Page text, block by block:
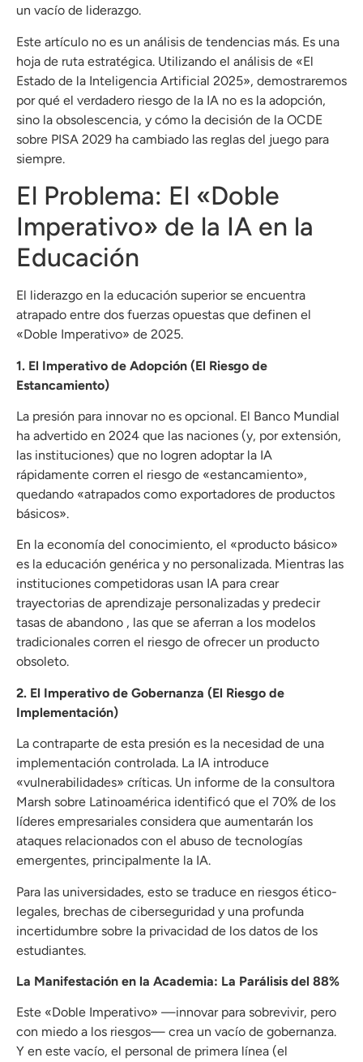
un vacío de liderazgo.
Este artículo no es un análisis de tendencias más. Es una
hoja de ruta estratégica. Utilizando el análisis de «El
Estado de la Inteligencia Artificial 2025», demostraremos
por qué el verdadero riesgo de la IA no es la adopción,
sino la obsolescencia, y cómo la decisión de la OCDE
sobre PISA 2029 ha cambiado las reglas del juego para
siempre.
El Problema: El «Doble
Imperativo» de la IA en la
Educación
El liderazgo en la educación superior se encuentra
atrapado entre dos fuerzas opuestas que definen el
«Doble Imperativo» de 2025.
1. El Imperativo de Adopción (El Riesgo de
Estancamiento)
La presión para innovar no es opcional. El Banco Mundial
ha advertido en 2024 que las naciones (y, por extensión,
las instituciones) que no logren adoptar la IA
rápidamente corren el riesgo de «estancamiento»,
quedando «atrapados como exportadores de productos
básicos».
En la economía del conocimiento, el «producto básico»
es la educación genérica y no personalizada. Mientras las
instituciones competidoras usan IA para crear
trayectorias de aprendizaje personalizadas y predecir
tasas de abandono , las que se aferran a los modelos
tradicionales corren el riesgo de ofrecer un producto
obsoleto.
2. El Imperativo de Gobernanza (El Riesgo de
Implementación)
La contraparte de esta presión es la necesidad de una
implementación controlada. La IA introduce
«vulnerabilidades» críticas. Un informe de la consultora
Marsh sobre Latinoamérica identificó que el 70% de los
líderes empresariales considera que aumentarán los
ataques relacionados con el abuso de tecnologías
emergentes, principalmente la IA.
Para las universidades, esto se traduce en riesgos ético-
legales, brechas de ciberseguridad y una profunda
incertidumbre sobre la privacidad de los datos de los
estudiantes.
La Manifestación en la Academia: La Parálisis del 88%
Este «Doble Imperativo» —innovar para sobrevivir, pero
con miedo a los riesgos— crea un vacío de gobernanza.
Y en este vacío, el personal de primera línea (el